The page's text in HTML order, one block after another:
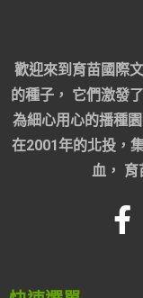
歡迎來到育苗國際
的種子， 它們激發
為細心用心的播種
在2001年的北投，
血， 育